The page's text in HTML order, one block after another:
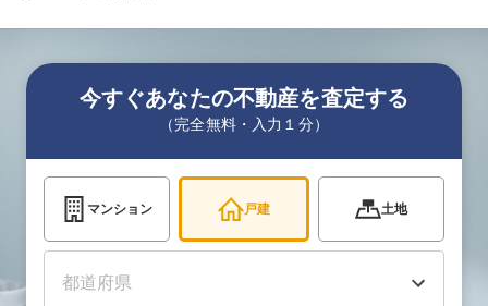
今すぐあなたの不動産を査定する
（完全無料・入力１分）
マンション 戸建 土地